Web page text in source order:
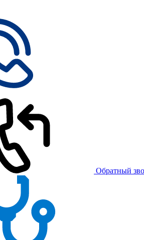
Обратный